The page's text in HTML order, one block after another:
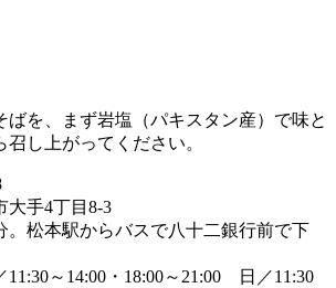
ばを、まず岩塩（パキスタン産）で味と
し上がってください。
大手4丁目8-3
。松本駅からバスで八十二銀行前で下
～14:00・18:00～21:00 日／11:30